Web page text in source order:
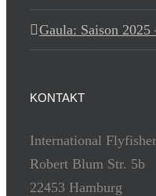
Gaula: Saison
KONTAKT
International
Robert Blum Str. 5b
22453 Hamburg